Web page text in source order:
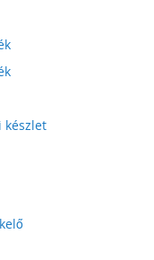
készlet